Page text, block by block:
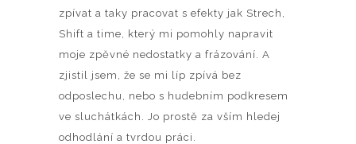
zpívat a taky pracovat s efekty jak Strech,
Shift a time, který mi pomohly napravit
moje zpěvné nedostatky a frázování. A
zjistil jsem, že se mi líp zpívá bez
odposlechu, nebo s hudebním podkresem
ve sluchátkách. Jo prostě za vším hledej
odhodlání a tvrdou práci.